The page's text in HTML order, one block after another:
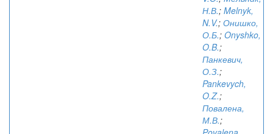
Н.В.; Melnyk,
N.V.; Онишко,
О.Б.; Onyshko,
O.B.;
Панкевич,
О.З.;
Pankevych,
O.Z.;
Повалена,
М.В.;